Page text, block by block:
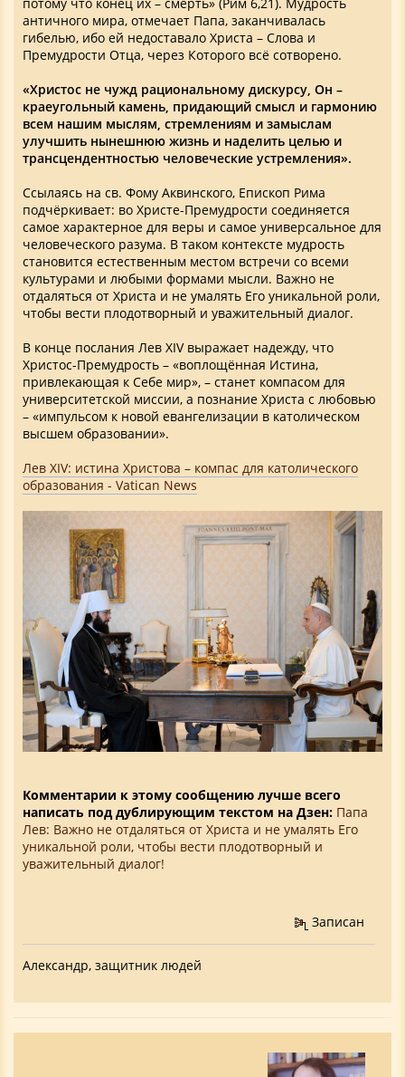
потому что конец их – смерть» (Рим 6,21). Мудрость
античного мира, отмечает Папа, заканчивалась
гибелью, ибо ей недоставало Христа – Слова и
Премудрости Отца, через Которого всё сотворено.
«Христос не чужд рациональному дискурсу, Он –
краеугольный камень, придающий смысл и гармонию
всем нашим мыслям, стремлениям и замыслам
улучшить нынешнюю жизнь и наделить целью и
трансцендентностью человеческие устремления».
Ссылаясь на св. Фому Аквинского, Епископ Рима
подчёркивает: во Христе-Премудрости соединяется
самое характерное для веры и самое универсальное для
человеческого разума. В таком контексте мудрость
становится естественным местом встречи со всеми
культурами и любыми формами мысли. Важно не
отдаляться от Христа и не умалять Его уникальной роли,
чтобы вести плодотворный и уважительный диалог.
В конце послания Лев XIV выражает надежду, что
Христос-Премудрость – «воплощённая Истина,
привлекающая к Себе мир», – станет компасом для
университетской миссии, а познание Христа с любовью
– «импульсом к новой евангелизации в католическом
высшем образовании».
Лев XIV: истина Христова – компас для католического
образования - Vatican News
Комментарии к этому сообщению лучше всего
написать под дублирующим текстом на Дзен: Папа
Лев: Важно не отдаляться от Христа и не умалять Его
уникальной роли, чтобы вести плодотворный и
уважительный диалог!
Записан
Александр, защитник людей